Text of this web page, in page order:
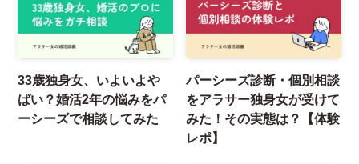
33歳独身女、いよいよや
ばい？婚活2年の悩みをパ
ーシーズで相談してみた
パーシーズ診断・個別相談
をアラサー独身女が受けて
みた！その実態は？【体験
レポ】